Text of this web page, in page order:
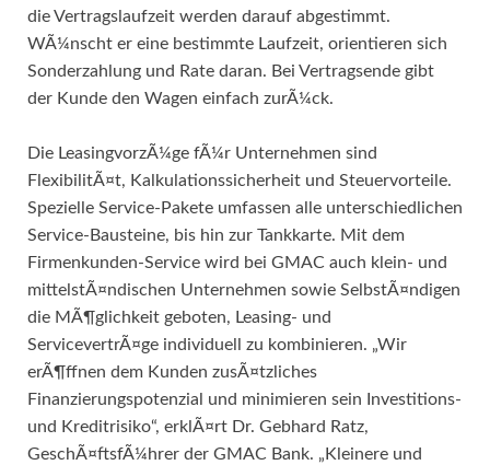
die Vertragslaufzeit werden darauf abgestimmt.
WÃ¼nscht er eine bestimmte Laufzeit, orientieren sich
Sonderzahlung und Rate daran. Bei Vertragsende gibt
der Kunde den Wagen einfach zurÃ¼ck.
Die LeasingvorzÃ¼ge fÃ¼r Unternehmen sind
FlexibilitÃ¤t, Kalkulationssicherheit und Steuervorteile.
Spezielle Service-Pakete umfassen alle unterschiedlichen
Service-Bausteine, bis hin zur Tankkarte. Mit dem
Firmenkunden-Service wird bei GMAC auch klein- und
mittelstÃ¤ndischen Unternehmen sowie SelbstÃ¤ndigen
die MÃ¶glichkeit geboten, Leasing- und
ServicevertrÃ¤ge individuell zu kombinieren. „Wir
erÃ¶ffnen dem Kunden zusÃ¤tzliches
Finanzierungspotenzial und minimieren sein Investitions-
und Kreditrisiko“, erklÃ¤rt Dr. Gebhard Ratz,
GeschÃ¤ftsfÃ¼hrer der GMAC Bank. „Kleinere und